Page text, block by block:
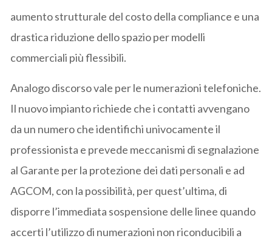
aumento strutturale del costo della compliance e una
drastica riduzione dello spazio per modelli
commerciali più flessibili.
Analogo discorso vale per le numerazioni telefoniche.
Il nuovo impianto richiede che i contatti avvengano
da un numero che identifichi univocamente il
professionista e prevede meccanismi di segnalazione
al Garante per la protezione dei dati personali e ad
AGCOM, con la possibilità, per quest’ultima, di
disporre l’immediata sospensione delle linee quando
accerti l’utilizzo di numerazioni non riconducibili a